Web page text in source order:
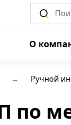
О
Ручной
по